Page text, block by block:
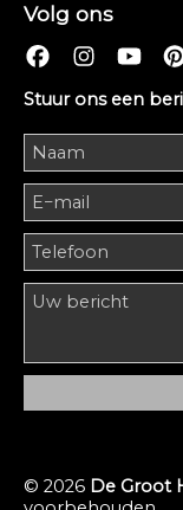
Volg ons
Stuur ons een
© 2026 De Groot